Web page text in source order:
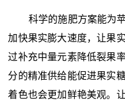
科学的施肥方案能为
加快果实膨大速度，让果
过补充中量元素降低裂果
分的精准供给能促进果实
着色也会更加鲜艳美观。